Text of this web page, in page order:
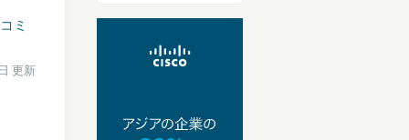
ミ
更新